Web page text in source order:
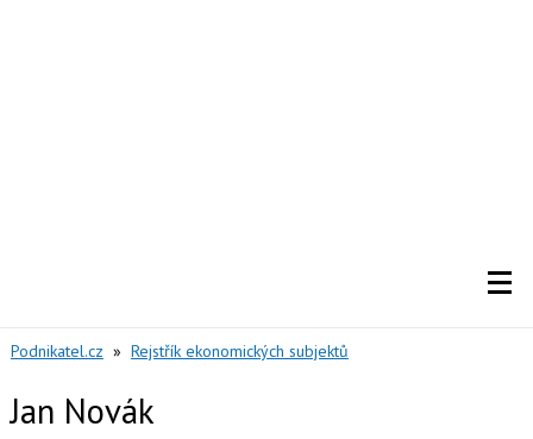
Podnikatel.cz » Rejstřík ekonomických subjektů
Jan Novák